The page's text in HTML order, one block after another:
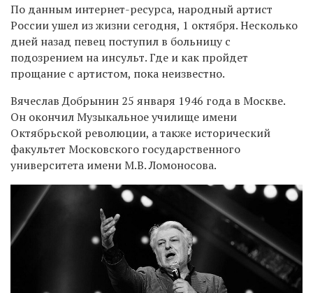
По данным интернет-ресурса, народный артист
России ушел из жизни сегодня, 1 октября. Несколько
дней назад певец поступил в больницу с
подозрением на инсульт. Где и как пройдет
прощание с артистом, пока неизвестно.
Вячеслав Добрынин 25 января 1946 года в Москве.
Он окончил Музыкальное училище имени
Октябрьской революции, а также исторический
факультет Московского государственного
университета имени М.В. Ломоносова.